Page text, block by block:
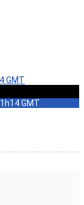
GMT
GMT